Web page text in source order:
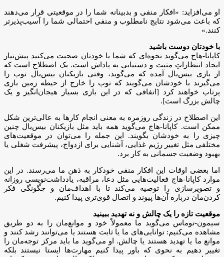
او می‌افزاید: «افکار منفی و بدبینانه شما را در موقعیتی قرار می‌دهند
که باعث می‌شود نتایج نامطلوب و منفی احتمالی شما را آسیب‌پذیرتر
کنند.»
با خودتان دوست باشید
کاپانا-هاج می‌گوید نحوه‌ای که شما با خودتان صحبت می‌کنید پیش‌نیاز
ایجاد انتظاراتِ مثبت و دستیابی به پاداش است. یک اصطلاح است که
از بازی بیس‌بال آمده که می‌گوید، وقتی بازیکنان بیس‌بال توپ را
می‌گیرند با خودشان می‌گویند که توپ را خارج از حیطه زمین بازی
پرتاب خواهند کرد [اتفاقی که در این بازی بسیار هیجان‌انگیز و یک
چالش بزرگ است].
این اصطلاح در زندگی روزمره به معنی انجام کار‌ها به عالی‌ترین شکل
ممکن است. کاپانا-هاج می‌گوید همه باید مثل بازیکنان بیس‌بال چنین
چیزی را به خودشان بگویند. این جمله را می‌توان در موقعیت‌های
مختلفی مثل تغییر رژیم غذایی، آشنایی برای ازدواج، پیشرفت شغلی یا
بهبود وضعیت جسمانی به کار برد.
اما بعضی اوقات این افکار منفی خودکار به ذهن ما می‌رسند. در این
موارد کاپانا-هاج فعالیت‌هایی مثل دعا، مراقبه، یادداشت‌نویسی روزانه
و تصویرسازی را توصیه می‌کند تا با اهداف‌مان و چگونگی فکر
کردن‌مان درباره آن‌ها پیوند و اتصال قوی‌تری پیدا کنیم.
موقعیت تازه را یک چالش و نه تهدید ببینید
سیمون-توماس می‌گوید ما معمولاً خود و موانع‌مان را به دو طریق
مشاهده می‌کنیم: توانایی‌های ما یا ثابت هستند یا می‌توانند رشد کنند و
موانع ما یا تهدید هستند یا چالش. او می‌گوید ما باید مرکز توجه‌مان را
تغییر دهیم به نحوی که باور پیدا کنیم مهارت‌ها ایستا نیستند بلکه